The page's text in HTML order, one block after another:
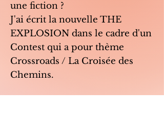
une fiction ?
J'ai écrit la nouvelle THE
EXPLOSION dans le cadre d'un
Contest qui a pour thème
Crossroads / La Croisée des
Chemins.